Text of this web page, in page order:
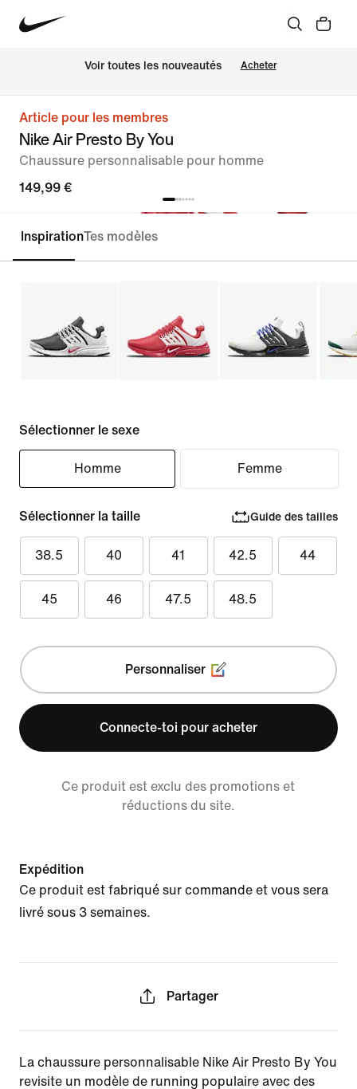
Voir toutes les nouveautés Acheter
Article pour les membres
Nike Air Presto By You
Chaussure personnalisable pour homme
149,99 €
Personnaliser
InspirationTes modèles
Sélectionner le sexe
Homme Femme
Sélectionner la taille Guide des tailles
38.5 40 41 42.5 44
45 46 47.5 48.5
Personnaliser
Connecte-toi pour acheter
Ce produit est exclu des promotions et
réductions du site.
Expédition
Ce produit est fabriqué sur commande et vous sera
livré sous 3 semaines.
Partager
La chaussure personnalisable Nike Air Presto By You
revisite un modèle de running populaire avec des